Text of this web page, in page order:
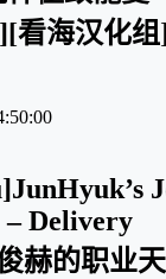
看海汉化组]
– Delivery
赫的职业